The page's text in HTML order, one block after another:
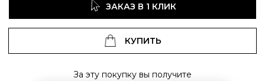
ЗАКАЗ В 1 КЛИК
КУПИТЬ
За эту покупку вы получите